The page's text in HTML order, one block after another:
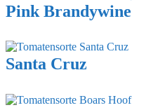
Pink Brandywine
Santa Cruz